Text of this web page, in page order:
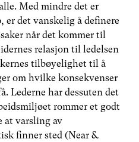
Med mindre det er
er det vanskelig å definere
når det kommer til
relasjon til ledelsen
tilbøyelighet til å
om hvilke konsekvenser
Lederne har dessuten det
rommer et godt
at varsling av
finner sted (Near &